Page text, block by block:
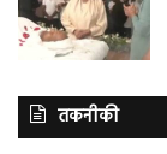
तकनीकी